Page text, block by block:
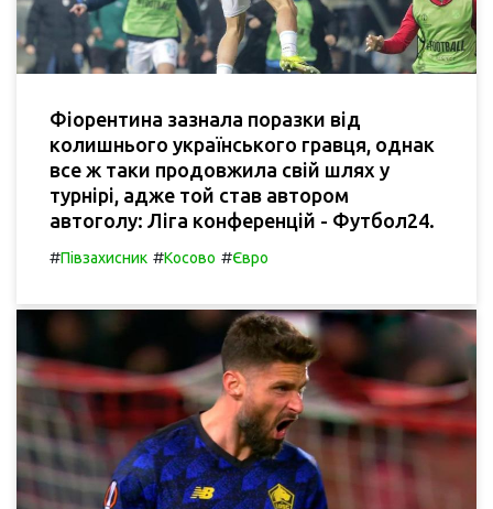
Фіорентина зазнала поразки від
колишнього українського гравця, однак
все ж таки продовжила свій шлях у
турнірі, адже той став автором
автоголу: Ліга конференцій - Футбол24.
#Півзахисник #Косово #Євро